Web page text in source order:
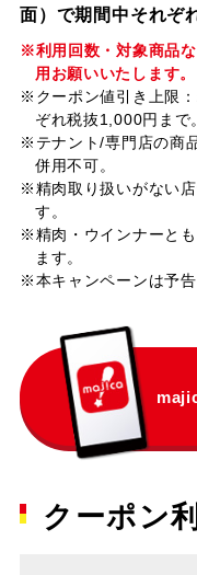
面）で期間中それぞ
※利用回数・対象商品
用お願いいたします。
※クーポン値引き上限
ぞれ税抜1,000円まで
※テナント/専門店の商
併用不可。
※精肉取り扱いがない
す。
※精肉・ウインナーと
ます。
※本キャンペーンは予告
クーポン